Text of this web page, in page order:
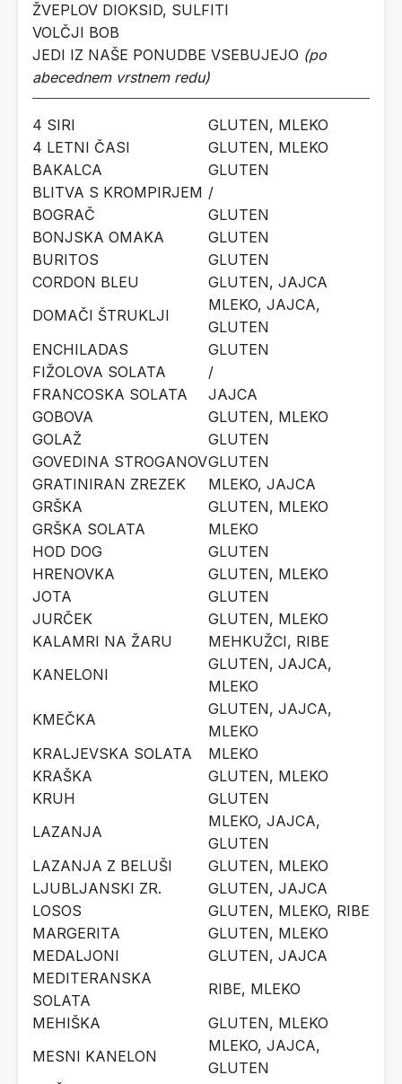
ŽVEPLOV DIOKSID, SULFITI
VOLČJI BOB
JEDI IZ NAŠE PONUDBE VSEBUJEJO (po
abecednem vrstnem redu)
4 SIRI
GLUTEN, MLEKO
4 LETNI ČASI
GLUTEN, MLEKO
BAKALCA
GLUTEN
BLITVA S KROMPIRJEM /
BOGRAČ
GLUTEN
BONJSKA OMAKA
GLUTEN
BURITOS
GLUTEN
CORDON BLEU
GLUTEN, JAJCA
DOMAČI ŠTRUKLJI
MLEKO, JAJCA,
GLUTEN
ENCHILADAS
GLUTEN
FIŽOLOVA SOLATA
/
FRANCOSKA SOLATA
JAJCA
GOBOVA
GLUTEN, MLEKO
GOLAŽ
GLUTEN
GOVEDINA STROGANOVGLUTEN
GRATINIRAN ZREZEK
MLEKO, JAJCA
GRŠKA
GLUTEN, MLEKO
GRŠKA SOLATA
MLEKO
HOD DOG
GLUTEN
HRENOVKA
GLUTEN, MLEKO
JOTA
GLUTEN
JURČEK
GLUTEN, MLEKO
KALAMRI NA ŽARU
MEHKUŽCI, RIBE
KANELONI
GLUTEN, JAJCA,
MLEKO
KMEČKA
GLUTEN, JAJCA,
MLEKO
KRALJEVSKA SOLATA
MLEKO
KRAŠKA
GLUTEN, MLEKO
KRUH
GLUTEN
LAZANJA
MLEKO, JAJCA,
GLUTEN
LAZANJA Z BELUŠI
GLUTEN, MLEKO
LJUBLJANSKI ZR.
GLUTEN, JAJCA
LOSOS
GLUTEN, MLEKO, RIBE
MARGERITA
GLUTEN, MLEKO
MEDALJONI
GLUTEN, JAJCA
MEDITERANSKA
SOLATA
RIBE, MLEKO
MEHIŠKA
GLUTEN, MLEKO
MESNI KANELON
MLEKO, JAJCA,
GLUTEN